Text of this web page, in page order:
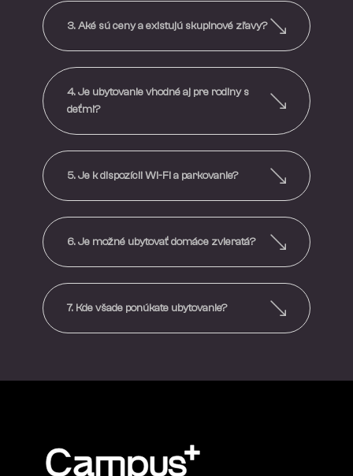
3. Aké sú ceny a existujú skupinové zľavy?
4. Je ubytovanie vhodné aj pre rodiny s
deťmi?
5. Je k dispozícii Wi-Fi a parkovanie?
6. Je možné ubytovať domáce zvieratá?
7. Kde všade ponúkate ubytovanie?